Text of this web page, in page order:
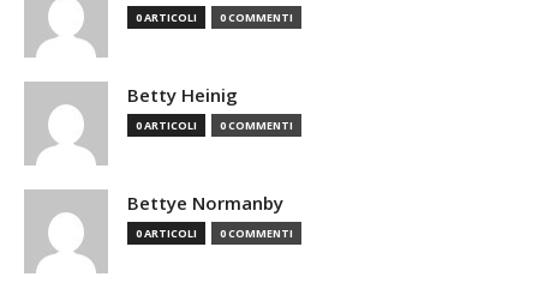
0 ARTICOLI 0 COMMENTI
Betty Heinig
0 ARTICOLI 0 COMMENTI
Bettye Normanby
0 ARTICOLI 0 COMMENTI